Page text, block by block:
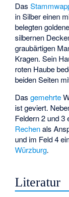
Das
in Silber einen
belegten
silbernen
graubärtigen
Kragen. Sein
roten Haube
beiden Seiten
Dasgemehrte
ist geviert.
Feldern 2 und 3
Rechenals
und im Feld 4
Würzburg.
Literatur